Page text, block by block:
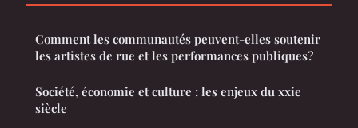
Comment les communautés peuvent-elles soutenir
les artistes de rue et les performances publiques?
Société, économie et culture : les enjeux du xxie
siècle